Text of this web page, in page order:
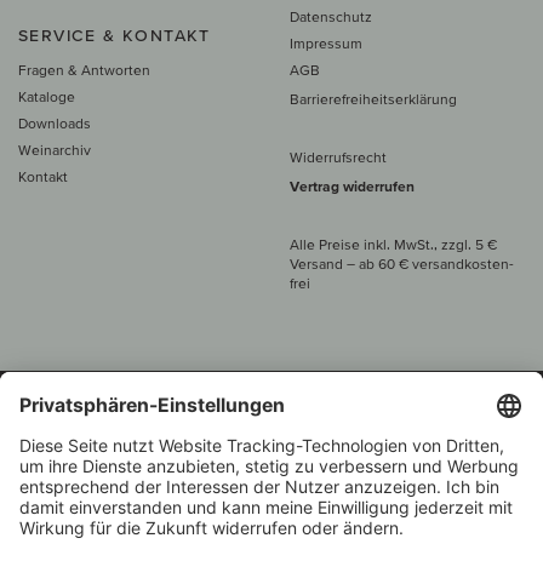
SERVICE & KONTAKT
Fragen & Antworten
Kataloge
Downloads
Weinarchiv
Kontakt
Datenschutz
Impressum
AGB
Barrierefreiheitserklärung
Widerrufsrecht
Vertrag widerrufen
Alle Preise inkl. MwSt., zzgl. 5 €
Versand – ab 60 € versand­kosten­
frei
Beratung unter
+49 421 696 797-0
1.000 Winzer –
Über 7.000 Weine
Weinhändler
des Jahres 2022